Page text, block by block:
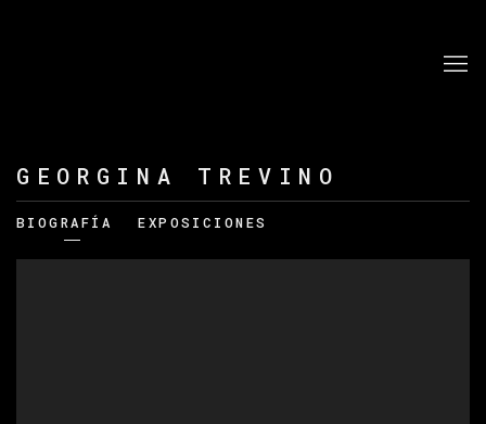
GEORGINA TREVINO
BIOGRAFÍA EXPOSICIONES